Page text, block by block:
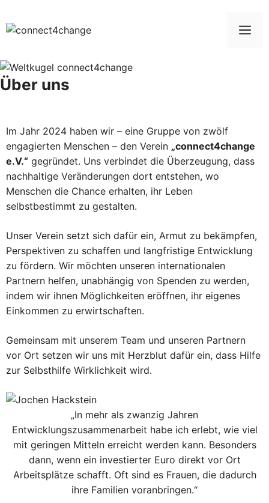
Inhalt
springen
Über uns
Im Jahr 2024 haben wir – eine Gruppe von zwölf
engagierten Menschen – den Verein „connect4change
e.V.“ gegründet. Uns verbindet die Überzeugung, dass
nachhaltige Veränderungen dort entstehen, wo
Menschen die Chance erhalten, ihr Leben
selbstbestimmt zu gestalten.
Unser Verein setzt sich dafür ein, Armut zu bekämpfen,
Perspektiven zu schaffen und langfristige Entwicklung
zu fördern. Wir möchten unseren internationalen
Partnern helfen, unabhängig von Spenden zu werden,
indem wir ihnen Möglichkeiten eröffnen, ihr eigenes
Einkommen zu erwirtschaften.
Gemeinsam mit unserem Team und unseren Partnern
vor Ort setzen wir uns mit Herzblut dafür ein, dass Hilfe
zur Selbsthilfe Wirklichkeit wird.
„In mehr als zwanzig Jahren
Entwicklungszusammenarbeit habe ich erlebt, wie viel
mit geringen Mitteln erreicht werden kann. Besonders
dann, wenn ein investierter Euro direkt vor Ort
Arbeitsplätze schafft. Oft sind es Frauen, die dadurch
ihre Familien voranbringen.“